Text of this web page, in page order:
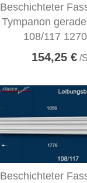
Beschichteter
Tympanon
108/117
154,25 € /
Beschichteter